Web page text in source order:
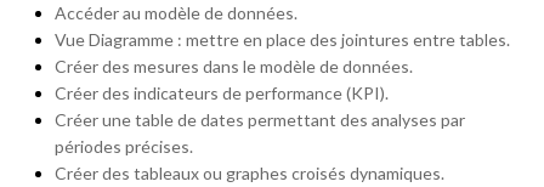
Accéder au modèle de données.
Vue Diagramme : mettre en place des jointures entre tables.
Créer des mesures dans le modèle de données.
Créer des indicateurs de performance (KPI).
Créer une table de dates permettant des analyses par
périodes précises.
Créer des tableaux ou graphes croisés dynamiques.